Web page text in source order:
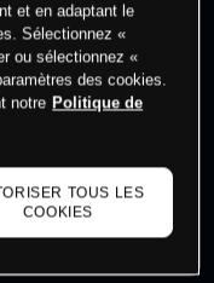
vous pour voir les
et en adaptant le
Sélectionnez «
ou sélectionnez «
des cookies.
notre Politique de
TOUS LES
COOKIES